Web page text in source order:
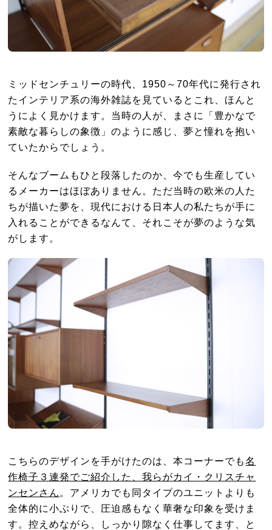
ミッドセンチュリーの時代、1950～70年代に発行され
たインテリア系の海外雑誌を見ているとこれ、ほんと
うによく見かけます。当時の人が、まさに「豊かなで
素敵な暮らしの象徴」のように感じ、夢と憧れを抱い
ていたからでしょう。
そんなブームもひと段落したのか、今でも生産してい
るメーカーはほぼありません。ただ当時の欧米の人た
ちが描いた夢を、現代における日本人の私たちが手に
入れることができるなんて、それこそが夢のような気
がします。
こちらのデザインを手がけたのは、本コーナーでも名
作椅子３連発でご紹介した、我らがカイ・クリスチャ
ンセンさん 。アメリカでも同タイプのユニットよりも
全体的に小ぶりで、圧迫感もなく華奢な印象を受けま
す。控えめながら、しっかり隙なく仕事してます、と